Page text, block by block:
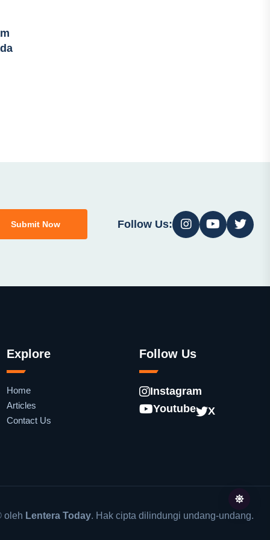
Submit Now Follow Us:
Explore
Home
Articles
Contact Us
Follow Us
Instagram
Youtube
X
oleh Lentera Today. Hak cipta dilindungi undang-undang.